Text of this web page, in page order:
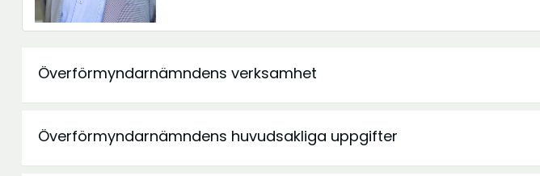
Överförmyndarnämndens verksamhet
Överförmyndarnämndens huvudsakliga uppgifter